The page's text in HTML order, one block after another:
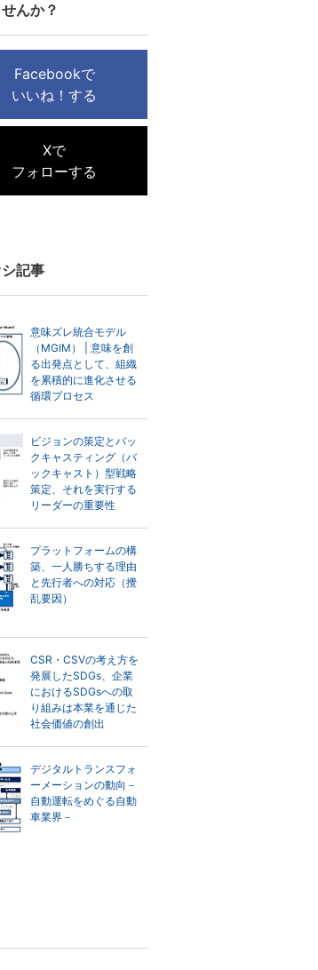
んか？
Facebookで
いいね！する
Xで
フォローする
記事
意味ズレ統合モデル
（MGIM） | 意味を創
る出発点として、組織
を累積的に進化させる
循環プロセス
ビジョンの策定とバッ
クキャスティング（バ
ックキャスト）型戦略
策定、それを実行する
リーダーの重要性
プラットフォームの構
築、一人勝ちする理由
と先行者への対応（攪
乱要因）
CSR・CSVの考え方を
発展したSDGs、企業
におけるSDGsへの取
り組みは本業を通じた
社会価値の創出
デジタルトランスフォ
ーメーションの動向－
自動運転をめぐる自動
車業界－